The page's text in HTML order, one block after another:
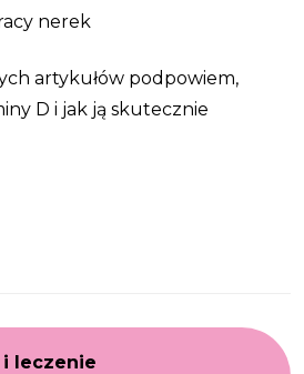
nerek
artykułów podpowiem,
D i jak ją skutecznie
leczenie